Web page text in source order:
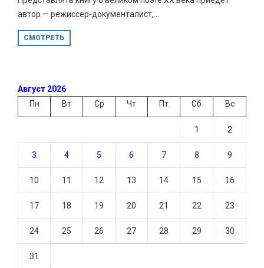
автор — режиссер-документалист,...
СМОТРЕТЬ
Август 2026
Пн
Вт Ср Чт Пт Сб Вс
1 2
3 4 5 6 7 8 9
10 11 12 13 14 15 16
17 18 19 20 21 22 23
24 25 26 27 28 29 30
31